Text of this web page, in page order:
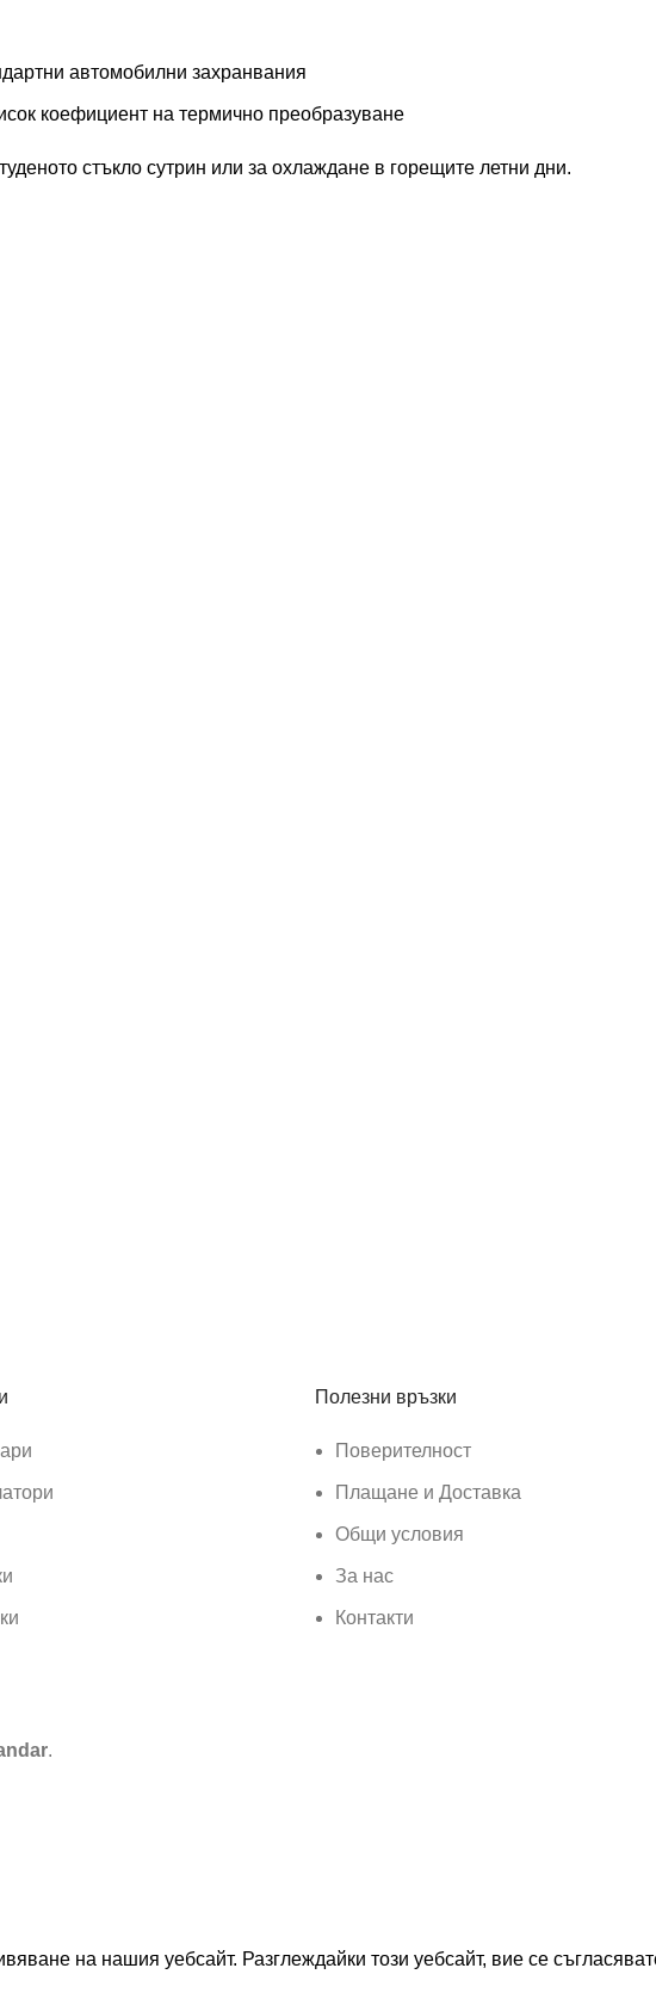
автомобилни захранвания
коефициент на термично преобразуване
стъкло сутрин или за охлаждане в горещите летни дни.
Полезни връзки
Поверителност
Плащане и Доставка
Общи условия
За нас
Контакти
.
на нашия уебсайт. Разглеждайки този уебсайт, вие се